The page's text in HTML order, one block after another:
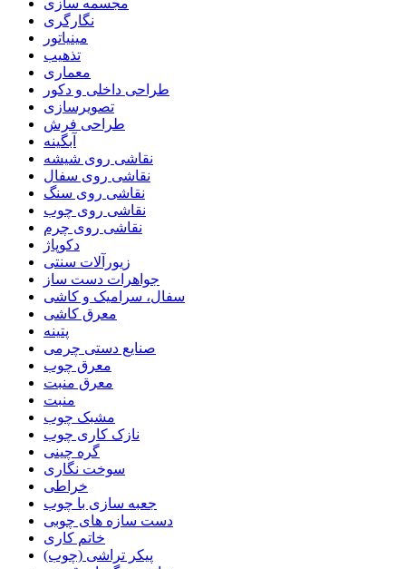
مجسمه سازی
نگارگری
مینیاتور
تذهیب
معماری
طراحی داخلی و دکور
تصویرسازی
طراحی فرش
آبگینه
نقاشی روی شیشه
نقاشی روی سفال
نقاشی روی سنگ
نقاشی روی چوب
نقاشی روی چرم
دکوپاژ
زیورآلات سنتی
جواهرات دست ساز
سفال، سرامیک و کاشی
معرق کاشی
پتینه
صنایع دستی چرمی
معرق چوب
معرق منبت
منبت
مشبک چوب
نازک کاری چوب
گره چینی
سوخت نگاری
خراطی
جعبه سازی با چوب
دست سازه های چوبی
خاتم کاری
پیکر تراشی (چوب)